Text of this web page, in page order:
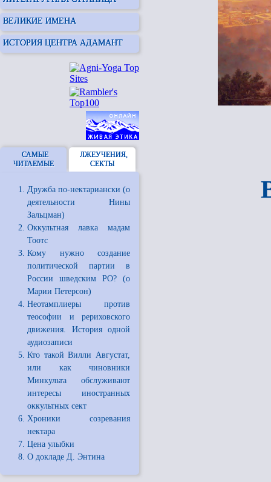
ВЕЛИКИЕ ИМЕНА
ИСТОРИЯ ЦЕНТРА АДАМАНТ
САМЫЕ
ЧИТАЕМЫЕ
ЛЖЕУЧЕНИЯ,
СЕКТЫ
Дружба по-нектариански (о
деятельности Нины
Зальцман)
Оккультная лавка мадам
Тоотс
Кому нужно создание
политической партии в
России шведским РО? (о
Марии Петерсон)
Неотамплиеры против
теософии и рериховского
движения. История одной
аудиозаписи
Кто такой Вилли Августат,
или как чиновники
Минкульта обслуживают
интересы иностранных
оккультных сект
Хроники созревания
нектара
Цена улыбки
О докладе Д. Энтина